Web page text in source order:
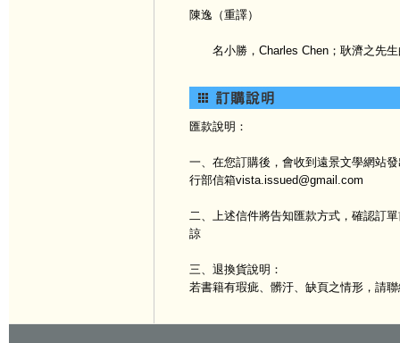
陳逸（重譯）
名小勝，Charles Chen；耿濟之先生
匯款說明：
一、在您訂購後，會收到遠景文學網站
行部信箱vista.issued@gmail.com
二、上述信件將告知匯款方式，確認訂
諒
三、退換貨說明：
若書籍有瑕疵、髒汙、缺頁之情形，請